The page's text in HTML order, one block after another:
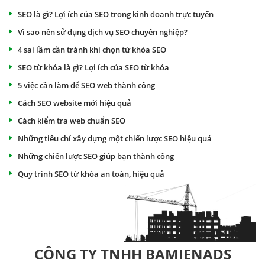
SEO là gì? Lợi ích của SEO trong kinh doanh trực tuyến
Vì sao nên sử dụng dịch vụ SEO chuyên nghiệp?
4 sai lầm cần tránh khi chọn từ khóa SEO
SEO từ khóa là gì? Lợi ích của SEO từ khóa
5 việc cần làm để SEO web thành công
Cách SEO website mới hiệu quả
Cách kiểm tra web chuẩn SEO
Những tiêu chí xây dựng một chiến lược SEO hiệu quả
Những chiến lược SEO giúp bạn thành công
Quy trình SEO từ khóa an toàn, hiệu quả
CÔNG TY TNHH BAMIENADS